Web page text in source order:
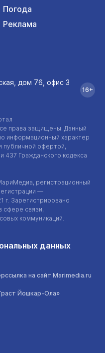
Погода
Реклама
права защищены. Данный
информационный характер
публичной офертой,
437 Гражданского кодекса
регистрационный
—
г. Зарегистрировано
сфере связи,
коммуникаций.
данных
на сайт Marimedia.ru
Йошкар-Ола»
дом 76, офис 3
16+